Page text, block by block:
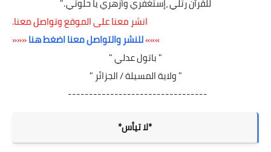
انشر معنا على الموقع وتواصل معنا.
»»»للنشر والتواصل معنا اضغط هنا«««
" باتول عدلي "
" ولاية المسيلة / الجزائر "
---------------------------------
*لا تيأس*